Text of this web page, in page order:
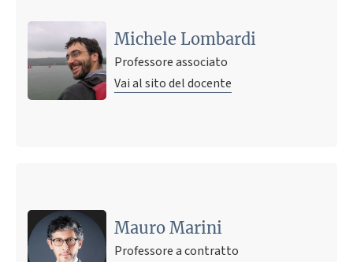
Michele Lombardi
Professore associato
Vai al sito del docente
Mauro Marini
Professore a contratto
18 giugno 2026 14:54